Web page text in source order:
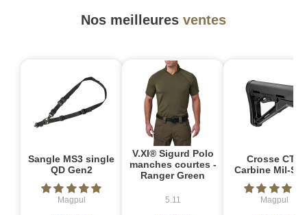
Nos meilleures ventes
Sangle MS3 single
QD Gen2
Magpul
V.XI® Sigurd Polo
manches courtes -
Ranger Green
5.11
Crosse CTR
Carbine Mil-
Magpul